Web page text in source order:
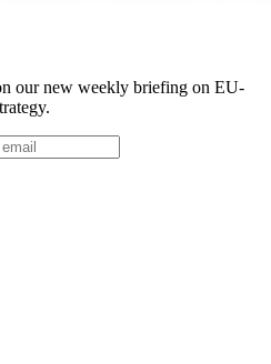
our new weekly briefing on EU-